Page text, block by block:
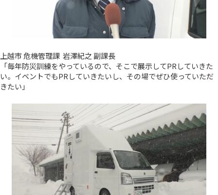
上越市 危機管理課 岩澤紀之 副課長
「毎年防災訓練をやっているので、そこで展示してPRしていきた
い。イベントでもPRしていきたいし、その場でぜひ使っていただ
きたい」